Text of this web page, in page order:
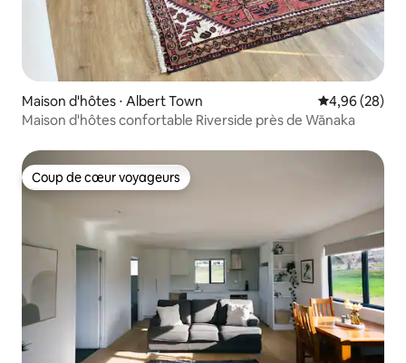
Maison d'hôtes ⋅ Albert Town Évaluation
4,96 (28)
Maison d'hôtes confortable Riverside près de Wānaka
Coup de cœur voyageurs
Coup de cœur voyageurs